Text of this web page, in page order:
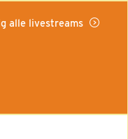
alle livestreams